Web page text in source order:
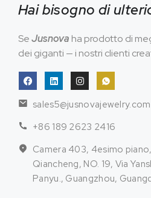
Hai bisogno di
SeJusnova ha prodotto di
dei giganti — i nostri clienti
sales5@jusnovajewelry.com
+86 189 2623 2416
Camera 403, 4esimo
Qiancheng, NO. 19, Via
Panyu., Guangzhou,